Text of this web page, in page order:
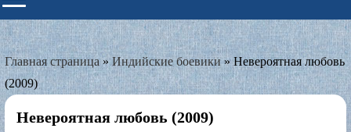
онлайн
Главная страница »Индийские боевики»Невероятная любовь
(2009)
Невероятная любовь (2009)